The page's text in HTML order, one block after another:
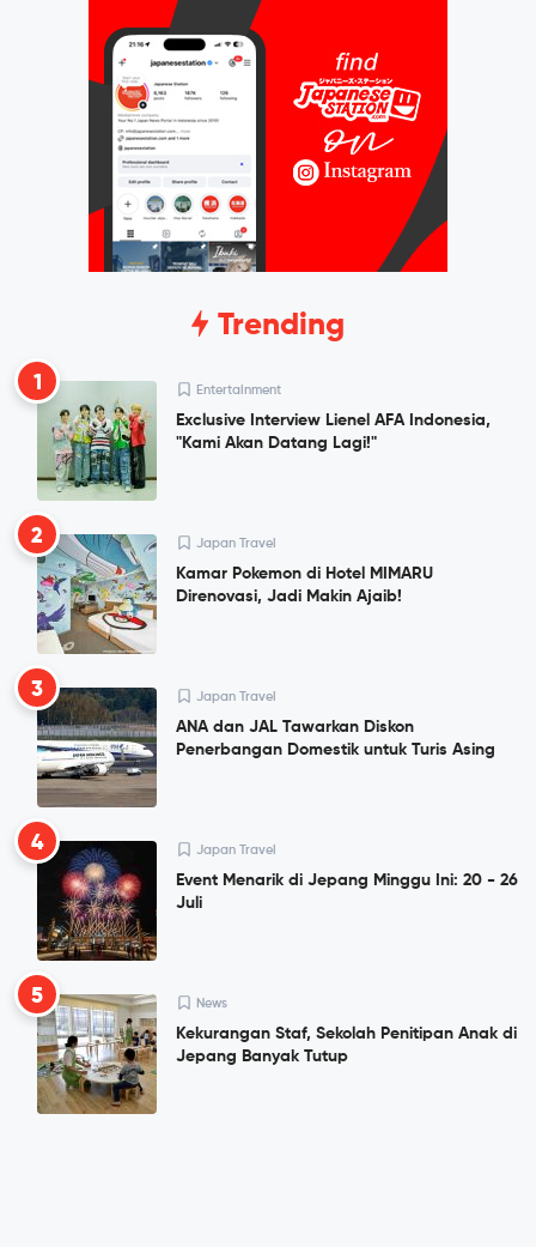
Trending
1 Entertainment
Exclusive Interview Lienel AFA Indonesia,
"Kami Akan Datang Lagi!"
2 Japan Travel
Kamar Pokemon di Hotel MIMARU
Direnovasi, Jadi Makin Ajaib!
3 Japan Travel
ANA dan JAL Tawarkan Diskon
Penerbangan Domestik untuk Turis Asing
4 Japan Travel
Event Menarik di Jepang Minggu Ini: 20 - 26
Juli
5 News
Kekurangan Staf, Sekolah Penitipan Anak di
Jepang Banyak Tutup